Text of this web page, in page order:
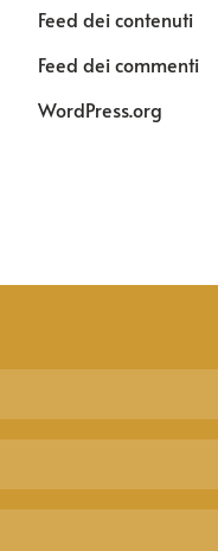
Feed dei contenuti
Feed dei commenti
WordPress.org